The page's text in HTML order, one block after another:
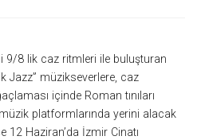
9/8 lik caz ritmleri ile buluşturan
Jazz” müzikseverlere, caz
içinde Roman tınıları
platformlarında yerini alacak
Haziran’da İzmir Cinatı